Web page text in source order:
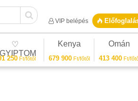
VIP belépés
♡
250Ft/főtől
Kenya
679 900Ft/főtől
Omán
413 400Ft/